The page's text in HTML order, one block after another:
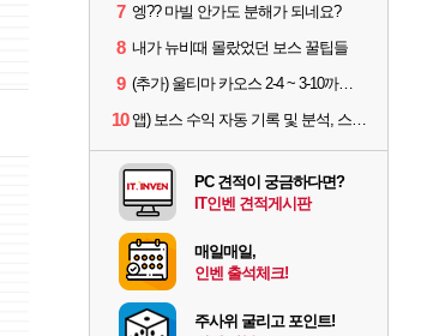
7 엥?? 마빌 안가도 분해가 되네요?
8 내가 뉴비때 몰랐었던 보스 꿀팁들
9 (추가) 울티마 카오스 2-4 ~ 3-10까지 공략 스펙 및 팁 공유
10 앱) 보스 수익 자동 기록 및 분석, 스케줄러 알림
PC 견적이 궁금하다면?
IT인벤 견적게시판
매일매일,
인벤 출석체크!
주사위 굴리고 포인트!